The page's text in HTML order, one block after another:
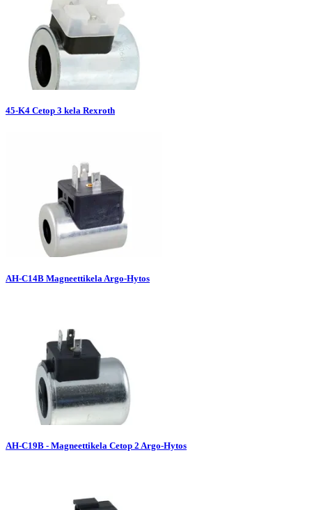
45-K4 Cetop 3 kela Rexroth
AH-C14B Magneettikela Argo-Hytos
AH-C19B - Magneettikela Cetop 2 Argo-Hytos